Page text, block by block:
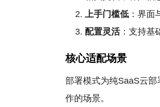
上手门槛低 ：界
配置灵活：支持基
核心适配场景
部署模式为纯SaaS云
作的场景。